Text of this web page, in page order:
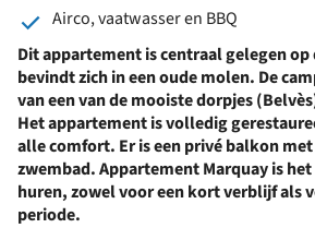
Airco, vaatwasser en BBQ
Dit appartement is centraal gelegen op
bevindt zich in een oude molen. De
van een van de mooiste dorpjes
Het appartement is volledig
alle comfort. Er is een privé balkon
zwembad. Appartement Marquay is
huren, zowel voor een kort verblijf als
periode.